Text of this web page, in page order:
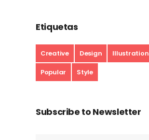
Etiquetas
Creative Design Illustration
Popular Style
Subscribe to Newsletter